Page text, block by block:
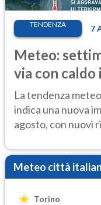
TENDENZA 7
Meteo:
via con caldo
temporale
La tendenza
indica una nuova
agosto, con nuovi
Meteo città
Torino